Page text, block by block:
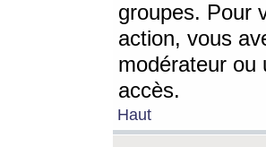
groupes. Pour
action, vous
modérateur ou
accès.
Haut